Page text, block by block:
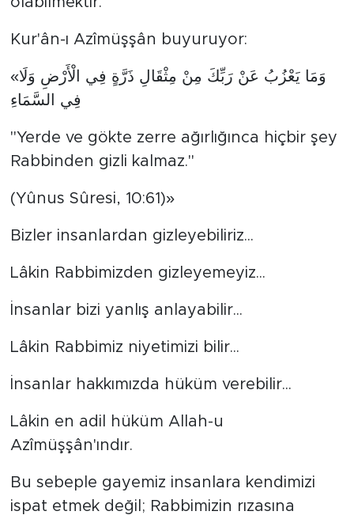
Kur'ân-ı Azîmüşşân buyuruyor:
«وَمَا يَعْزُبُ عَنْ رَبِّكَ مِنْ مِثْقَالِ ذَرَّةٍ فِي الْأَرْضِ وَلَا
فِي السَّمَاءِ
"Yerde ve gökte zerre ağırlığınca hiçbir şey
Rabbinden gizli kalmaz."
(Yûnus Sûresi, 10:61)»
Bizler insanlardan gizleyebiliriz...
Lâkin Rabbimizden gizleyemeyiz...
İnsanlar bizi yanlış anlayabilir...
Lâkin Rabbimiz niyetimizi bilir...
İnsanlar hakkımızda hüküm verebilir...
Lâkin en adil hüküm Allah-u
Azîmüşşân'ındır.
Bu sebeple gayemiz insanlara kendimizi
ispat etmek değil; Rabbimizin rızasına